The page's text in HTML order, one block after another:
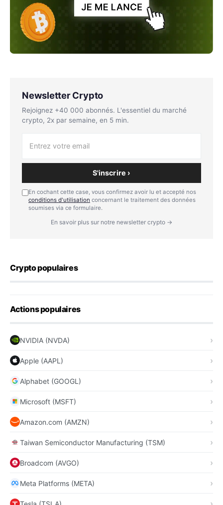
Newsletter Crypto
Rejoignez +40 000 abonnés. L'essentiel du marché
crypto, 2x par semaine, en 5 min.
S'inscrire ›
En cochant cette case, vous confirmez avoir lu et accepté nos
conditions d'utilisation concernant le traitement des données
soumises via ce formulaire.
En savoir plus sur notre newsletter crypto →
Crypto populaires
Actions populaires
NVIDIA (NVDA)
Apple (AAPL)
Alphabet (GOOGL)
Microsoft (MSFT)
Amazon.com (AMZN)
Taiwan Semiconductor Manufacturing (TSM)
Broadcom (AVGO)
Meta Platforms (META)